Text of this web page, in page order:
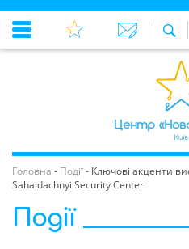
Головна - Події- Ключові акценти
Sahaidachnyi Security Center
Події